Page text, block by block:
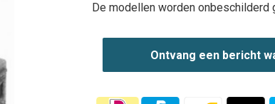
De modellen worden onbeschilderd
Ontvang een bericht